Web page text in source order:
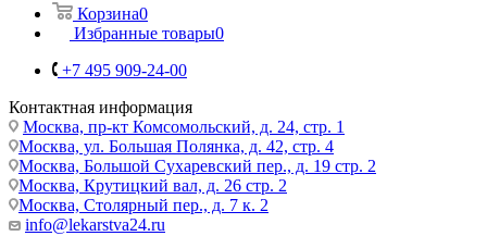
Корзина0
Избранные товары0
+7 495 909-24-00
Контактная информация
Москва, пр-кт Комсомольский, д. 24, стр. 1
Москва, ул. Большая Полянка, д. 42, стр. 4
Москва, Большой Сухаревский пер., д. 19 стр. 2
Москва, Крутицкий вал, д. 26 стр. 2
Москва, Столярный пер., д. 7 к. 2
info@lekarstva24.ru